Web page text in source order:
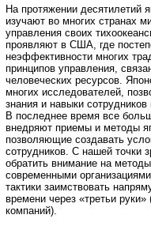
На протяжении десятилетий
изучают во многих странах
управления своих
проявляют в США, где
неэффективности многих
принципов управления,
человеческих ресурсов.
многих исследователей,
знания и навыки
В последнее время все
внедряют приемы и методы
позволяющие создавать
сотрудников. С нашей точки
обратить внимание на
современными
тактики заимствовать
времени через «третьи
компаний).